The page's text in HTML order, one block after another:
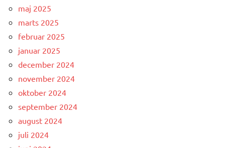
maj 2025
marts 2025
februar 2025
januar 2025
december 2024
november 2024
oktober 2024
september 2024
august 2024
juli 2024